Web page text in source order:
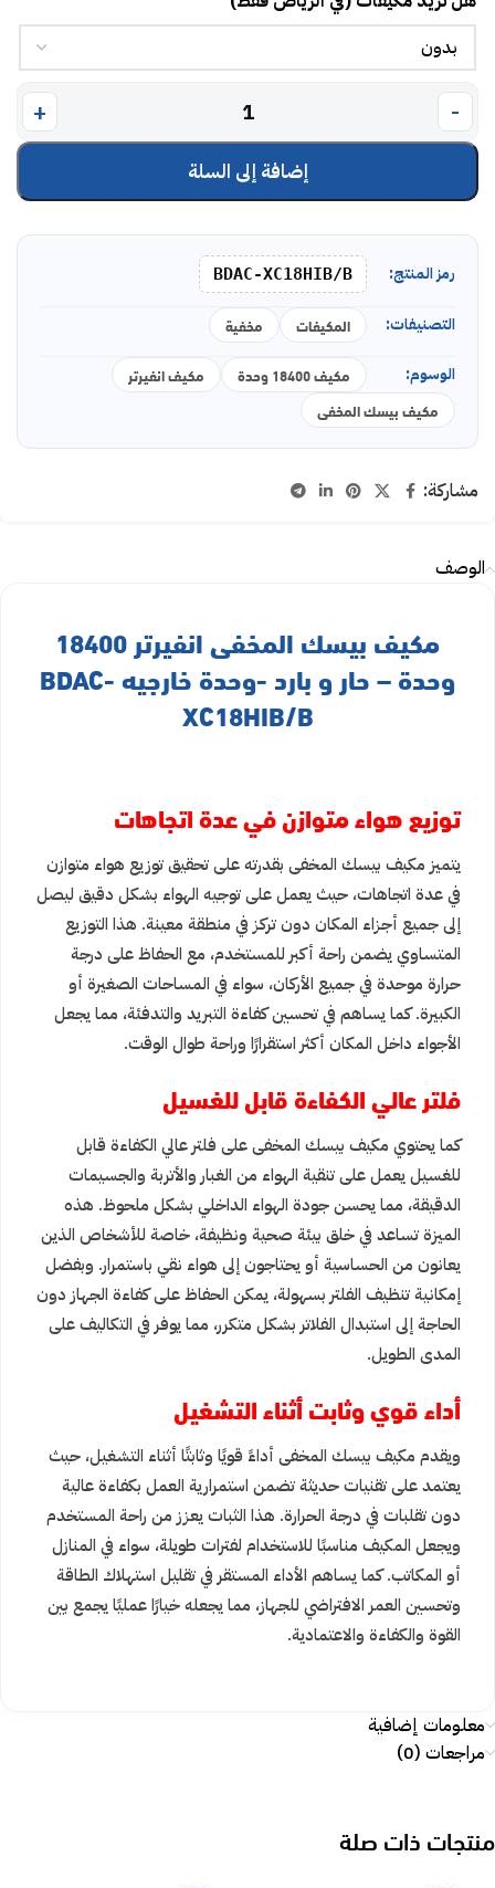
إضافة إلى السلة
رمز المنتج: BDAC-XC18HIB/B
التصنيفات: المكيفات مخفية
الوسوم: مكيف 18400 وحدة
مكيف انفيرتر
مكيف بيسك المخفى
مشاركة:
الوصف
مكيف بيسك المخفى انفيرتر 18400
وحدة – حار و بارد -وحدة خارجيه BDAC-
XC18HIB/B
توزيع هواء متوازن في عدة اتجاهات
يتميز مكيف بيسك المخفى بقدرته على تحقيق توزيع هواء متوازن
في عدة اتجاهات، حيث يعمل على توجيه الهواء بشكل دقيق ليصل
إلى جميع أجزاء المكان دون تركز في منطقة معينة. هذا التوزيع
المتساوي يضمن راحة أكبر للمستخدم، مع الحفاظ على درجة
حرارة موحدة في جميع الأركان، سواء في المساحات الصغيرة أو
الكبيرة. كما يساهم في تحسين كفاءة التبريد والتدفئة، مما يجعل
الأجواء داخل المكان أكثر استقرارًا وراحة طوال الوقت.
فلتر عالي الكفاءة قابل للغسيل
كما يحتوي مكيف بيسك المخفى على فلتر عالي الكفاءة قابل
للغسيل يعمل على تنقية الهواء من الغبار والأتربة والجسيمات
الدقيقة، مما يحسن جودة الهواء الداخلي بشكل ملحوظ. هذه
الميزة تساعد في خلق بيئة صحية ونظيفة، خاصة للأشخاص الذين
يعانون من الحساسية أو يحتاجون إلى هواء نقي باستمرار. وبفضل
إمكانية تنظيف الفلتر بسهولة، يمكن الحفاظ على كفاءة الجهاز دون
الحاجة إلى استبدال الفلاتر بشكل متكرر، مما يوفر في التكاليف على
المدى الطويل.
أداء قوي وثابت أثناء التشغيل
ويقدم مكيف بيسك المخفى أداءً قويًا وثابتًا أثناء التشغيل، حيث
يعتمد على تقنيات حديثة تضمن استمرارية العمل بكفاءة عالية
دون تقلبات في درجة الحرارة. هذا الثبات يعزز من راحة المستخدم
ويجعل المكيف مناسبًا للاستخدام لفترات طويلة، سواء في المنازل
أو المكاتب. كما يساهم الأداء المستقر في تقليل استهلاك الطاقة
وتحسين العمر الافتراضي للجهاز، مما يجعله خيارًا عمليًا يجمع بين
القوة والكفاءة والاعتمادية.
معلومات إضافية
مراجعات (0)
منتجات ذات صلة